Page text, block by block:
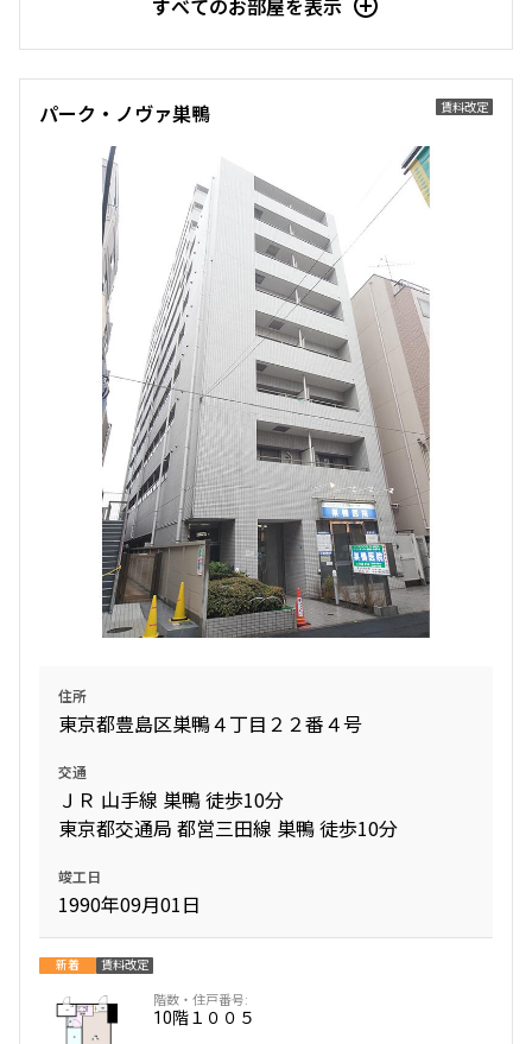
11階 １１０８
1.0ヶ月
1LD･K+N+SIC 41.45㎡
三井の賃貸 駅近
お問合せ
すべてのお部屋を表示
賃料改定
パーク・ノヴァ巣鴨
住所
東京都豊島区巣鴨４丁目２２番４号
交通
ＪＲ 山手線 巣鴨 徒歩10分
東京都交通局 都営三田線 巣鴨 徒歩10分
竣工日
1990年09月01日
新着 賃料改定
10階１００５